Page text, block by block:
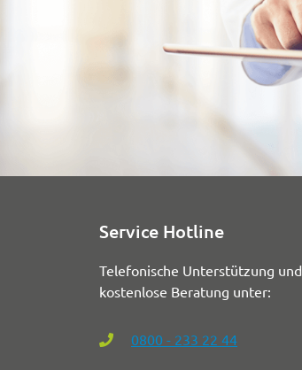
Service Hotline
Telefonische Unterstützung und
kostenlose Beratung unter:
0800 - 233 22 44